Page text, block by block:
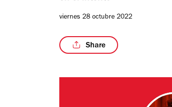
viernes 28 octubre 2022
Share